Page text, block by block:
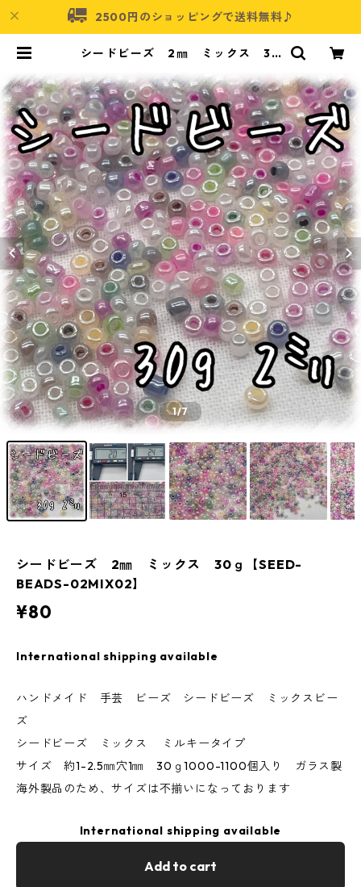
2500円のショッピングで送料無料♪
シードビーズ 2㎜ ミックス 30
アクセサリーパーツショップ・可愛
いハンドメイドパーツ通販 | ネムネ
コ
1/7
シードビーズ 2㎜ ミックス 30ｇ【SEED-
BEADS-02MIX02】
¥80
International shipping available
ハンドメイド 手芸 ビーズ シードビーズ ミックスビー
ズ
シードビーズ ミックス ミルキータイプ
サイズ 約1-2.5㎜穴1㎜ 30ｇ1000-1100個入り ガラス製
海外製品のため、サイズは不揃いになっております
International shipping available
Add to cart